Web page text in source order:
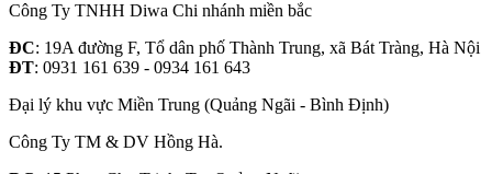
Công Ty TNHH Diwa Chi nhánh miền bắc
ĐC: 19A đường F, Tổ dân phố Thành Trung, xã Bát Tràng, Hà Nội
ĐT: 0931 161 639 - 0934 161 643
Đại lý khu vực Miền Trung (Quảng Ngãi - Bình Định)
Công Ty TM & DV Hồng Hà.